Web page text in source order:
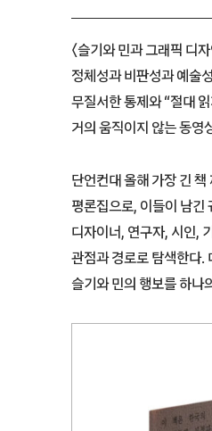
〈슬기와 민과 그래픽 디
정체성과 비판성과 예술
무질서한 통제와 “절대
거의 움직이지 않는 동영
단언컨대 올해 가장 긴
평론집으로, 이들이 남긴
디자이너, 연구자, 시인,
관점과 경로로 탐색한다.
슬기와 민의 행보를 하나